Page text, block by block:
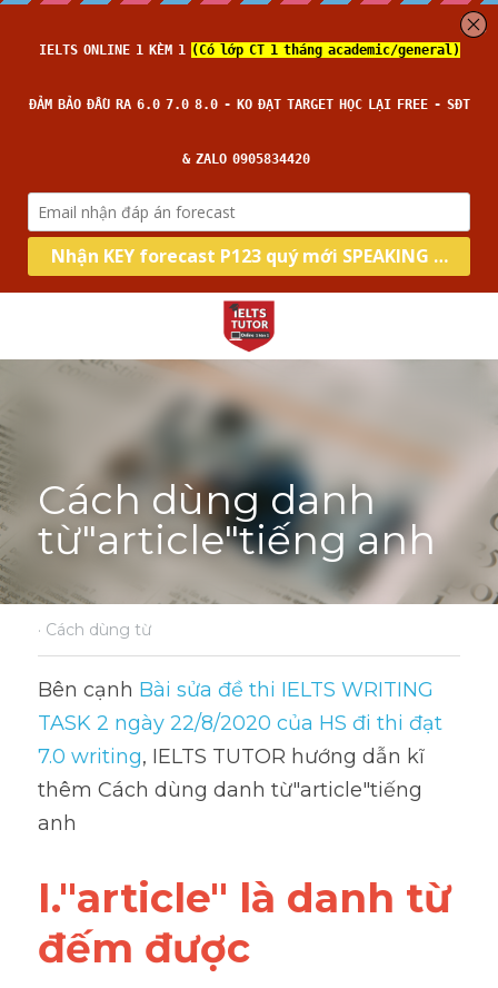
Cách dùng danh
từ"article"tiếng anh
· Cách dùng từ
Bên cạnh Bài sửa đề thi IELTS WRITING
TASK 2 ngày 22/8/2020 của HS đi thi đạt
7.0 writing, IELTS TUTOR hướng dẫn kĩ
thêm Cách dùng danh từ"article"tiếng
anh
I."article" là danh từ
đếm được